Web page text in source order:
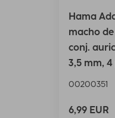
Hama
macho
conj.
3,5 mm, 4
00200351
6,99 EUR